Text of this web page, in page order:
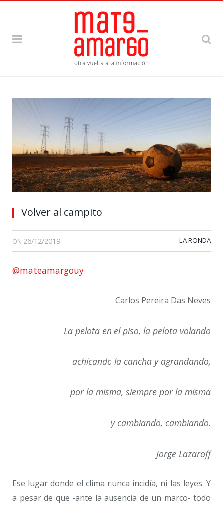
Volver al campito
ON 26/12/2019 LA RONDA
@mateamargouy
Carlos Pereira Das Neves
La pelota en el piso, la pelota volando
achicando la cancha y agrandando,
por la misma, siempre por la misma
y cambiando, cambiando.
Jorge Lazaroff
Ese lugar donde el clima nunca incidía, ni las leyes. Y
a pesar de que -ante la ausencia de un marco- todo